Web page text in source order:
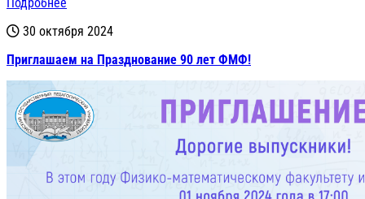
30 октября 2024
Приглашаем на Празднование 90 лет ФМФ!